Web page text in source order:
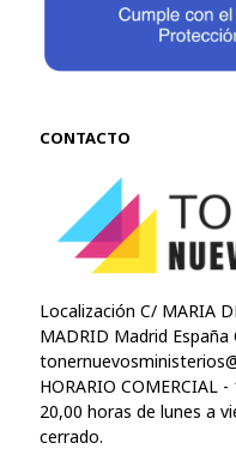
CONTACTO
Localización C/ MARIA
MADRID Madrid
HORARIO COMERCIAL
20,00 horas de lunes a
cerrado.